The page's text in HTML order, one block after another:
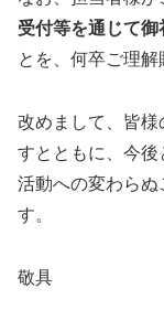
受付等を通じて御
とを、何卒ご理解
改めまして、皆様
すとともに、今
活動への変わらぬ
す。
敬具